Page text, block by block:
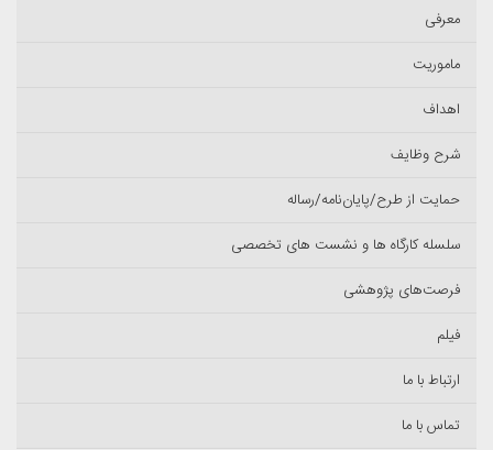
معرفی
ماموریت
اهداف
شرح وظایف
حمایت از طرح/پایان‌نامه/رساله
سلسله کارگاه ها و نشست های تخصصی
فرصت‌های پژوهشی
فیلم
ارتباط با ما
تماس با ما